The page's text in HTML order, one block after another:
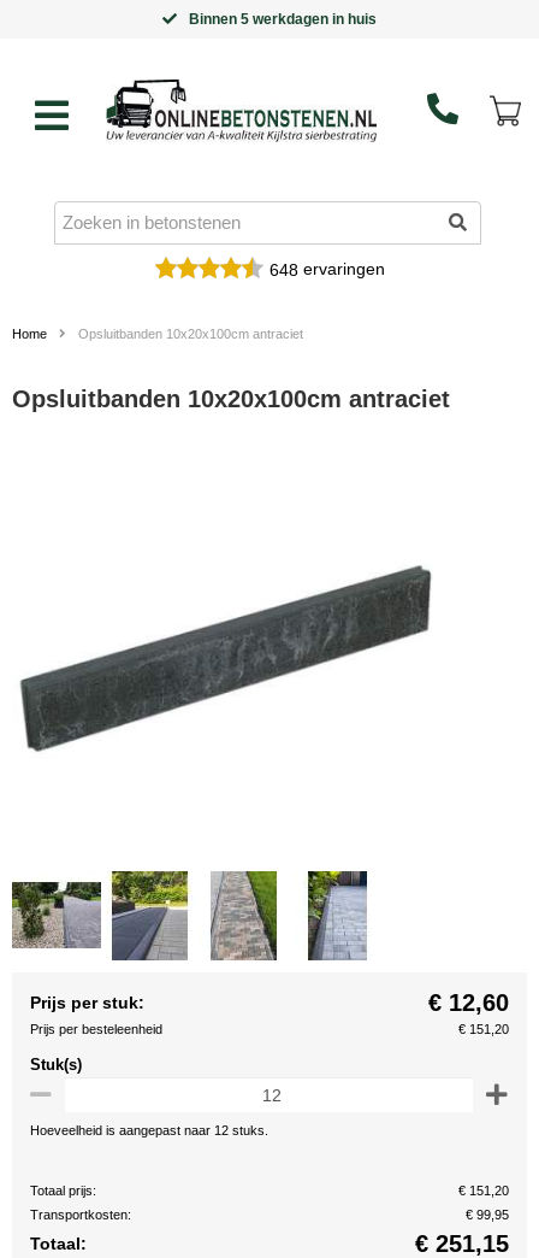
Binnen 5 werkdagen in huis
648ervaringen
Home Opsluitbanden 10x20x100cm antraciet
Opsluitbanden 10x20x100cm antraciet
Prijs per stuk: € 12,60
Prijs per besteleenheid € 151,20
Stuk(s)
Hoeveelheid is aangepast naar 12 stuks.
Totaal prijs:
€ 151,20
Transportkosten:
€ 99,95
Totaal: € 251,15